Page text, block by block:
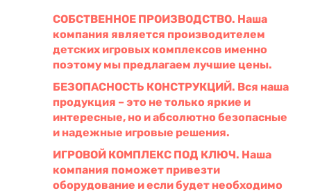
СОБСТВЕННОЕ ПРОИЗВОДСТВО. Наша
компания является производителем
детских игровых комплексов именно
поэтому мы предлагаем лучшие цены.
БЕЗОПАСНОСТЬ КОНСТРУКЦИЙ. Вся наша
продукция – это не только яркие и
интересные, но и абсолютно безопасные
и надежные игровые решения.
ИГРОВОЙ КОМПЛЕКС ПОД КЛЮЧ. Наша
компания поможет привезти
оборудование и если будет необходимо